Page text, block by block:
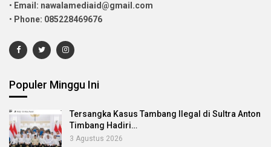
• Email: nawalamediaid@gmail.com
• Phone: 085228469676
Populer Minggu Ini
Tersangka Kasus Tambang Ilegal di Sultra Anton
Timbang Hadiri…
3 Agustus 2026